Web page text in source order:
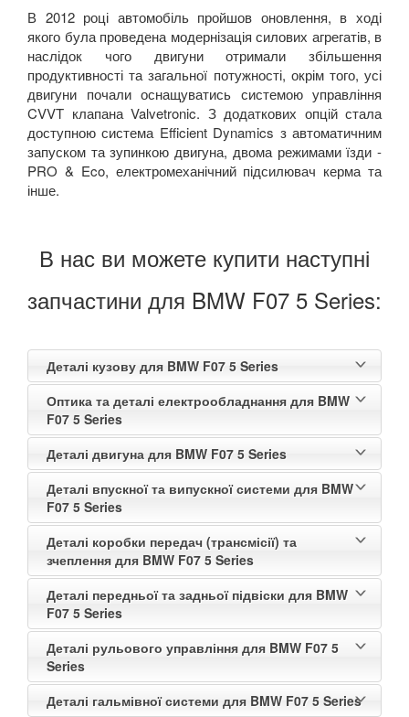
В 2012 році автомобіль пройшов оновлення, в ході
якого була проведена модернізація силових агрегатів, в
наслідок чого двигуни отримали збільшення
продуктивності та загальної потужності, окрім того, усі
двигуни почали оснащуватись системою управління
CVVT клапана Valvetronic. З додаткових опцій стала
доступною система Efficient Dynamics з автоматичним
запуском та зупинкою двигуна, двома режимами їзди -
PRO & Eco, електромеханічний підсилювач керма та
інше.
В нас ви можете купити наступні
запчастини для BMW F07 5 Series:
Деталі кузову для BMW F07 5 Series
Оптика та деталі електрообладнання для BMW
F07 5 Series
Деталі двигуна для BMW F07 5 Series
Деталі впускної та випускної системи для BMW
F07 5 Series
Деталі коробки передач (трансмісії) та
зчеплення для BMW F07 5 Series
Деталі передньої та задньої підвіски для BMW
F07 5 Series
Деталі рульового управління для BMW F07 5
Series
Деталі гальмівної системи для BMW F07 5 Series